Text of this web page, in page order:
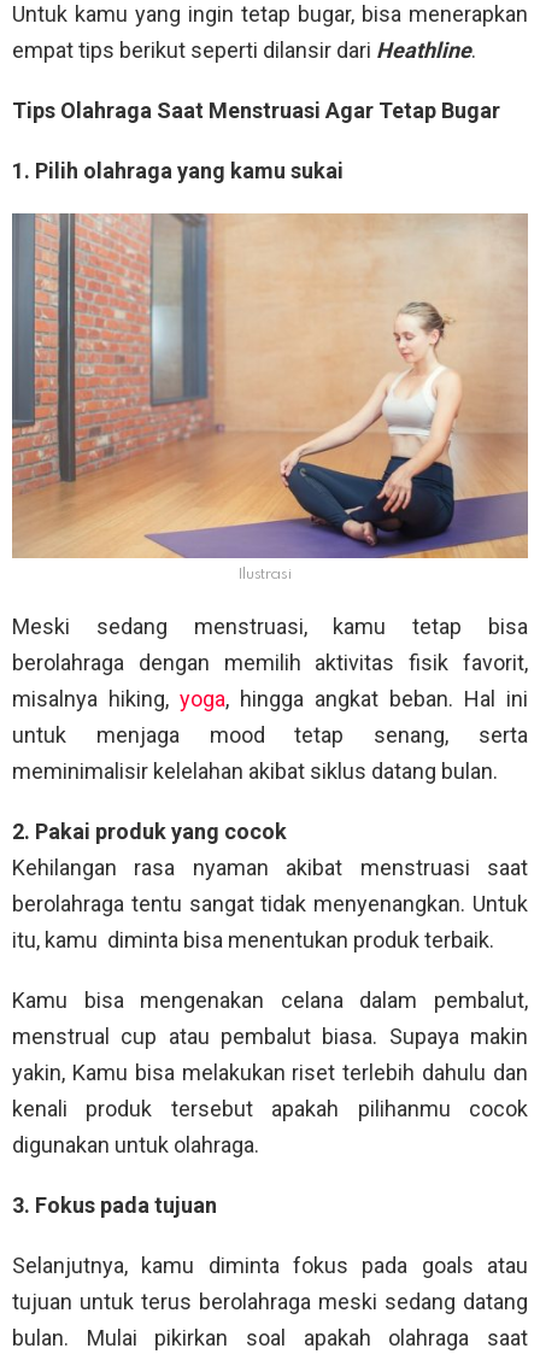
Untuk kamu yang ingin tetap bugar, bisa menerapkan
empat tips berikut seperti dilansir dari Heathline.
Tips Olahraga Saat Menstruasi Agar Tetap Bugar
1. Pilih olahraga yang kamu sukai
Ilustrasi
Meski sedang menstruasi, kamu tetap bisa
berolahraga dengan memilih aktivitas fisik favorit,
misalnya hiking, yoga, hingga angkat beban. Hal ini
untuk menjaga mood tetap senang, serta
meminimalisir kelelahan akibat siklus datang bulan.
2. Pakai produk yang cocok
Kehilangan rasa nyaman akibat menstruasi saat
berolahraga tentu sangat tidak menyenangkan. Untuk
itu, kamu diminta bisa menentukan produk terbaik.
Kamu bisa mengenakan celana dalam pembalut,
menstrual cup atau pembalut biasa. Supaya makin
yakin, Kamu bisa melakukan riset terlebih dahulu dan
kenali produk tersebut apakah pilihanmu cocok
digunakan untuk olahraga.
3. Fokus pada tujuan
Selanjutnya, kamu diminta fokus pada goals atau
tujuan untuk terus berolahraga meski sedang datang
bulan. Mulai pikirkan soal apakah olahraga saat